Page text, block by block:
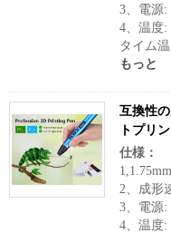
3、電源:
4、温度
タイム
もっと
互換性
トプリ
仕様：
2、成形
3、電源:
4、温度: